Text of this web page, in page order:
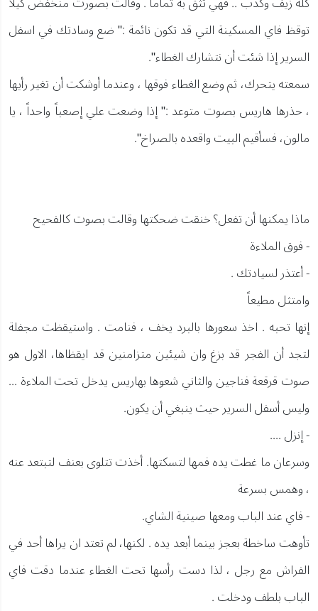
توقظ فاي المسكينة التي قد تكون نائمة :" ضع وسادتك في اسفل
السرير إذا شئت أن نتشارك الغطاء".
سمعته يتحرك، ثم وضع الغطاء فوقها ، وعندما أوشكت أن تغير رأيها
، حذرها هاريس بصوت متوعد :" إذا وضعت علي إصعباً واحداً ، يا
مالون، فسأقيم البيت واقعده بالصراخ".
ماذا يمكنها أن تفعل؟ خنقت ضحكتها وقالت بصوت كالفحيح
- فوق الملاءة
- أعتذر لسيادتك .
وامتثل مطيعاً
إنها تحبه . اخذ سعورها بالبرد يخف ، فنامت . واستيقظت مجفلة
لتجد أن الفجر قد بزغ وان شيئين متزامنين قد ايقظاها، الاول هو
صوت قرقعة فناجين والثاني شعوها بهاريس يدخل تحت الملاءة ...
وليس أسفل السرير حيث ينبغي أن يكون.
- إنزل ....
وسرعان ما غطت يده فمها لتسكتها. أخذت تتلوى بعنف لتبتعد عنه
، وهمس بسرعة
- فاي عند الباب ومعها صينية الشاي.
تأوهت ساخطة بعجز بينما أبعد يده . لكنها، لم تعتد ان يراها أحد في
الفراش مع رجل ، لذا دست رأسها تحت الغطاء عندما دقت فاي
الباب بلطف ودخلت .